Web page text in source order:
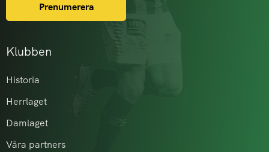
Klubben
Historia
Herrlaget
Damlaget
Våra partners
Prenumerera